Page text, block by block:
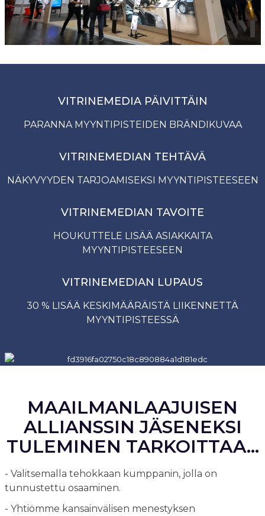
VITRINEMEDIA PÄIVITTÄIN
PARANNA MYYNTIPISTEIDEN BRÄNDIKUVAA
VITRINEMEDIAN TEHTÄVÄ
NÄKYVYYDEN TARJOAMISEKSI MYYNTIPISTEESEEN
VITRINEMEDIAN TAVOITE
HOUKUTTELE LISÄÄ ASIAKKAITA
MYYNTIPISTEESEEN
VITRINEMEDIAN LUPAUS
30 % LISÄÄ KESKIMÄÄRÄISTÄ LIIKENNETTÄ
MYYNTIPISTEESSÄ
MAAILMANLAAJUISEN
ALLIANSSIN JÄSENEKSI
TULEMINEN TARKOITTAA...
- Valitsemalla tehokkaan kumppanin, jolla on
tunnustettu osaaminen.
- Yhtiömme kansainvälisen menestyksen